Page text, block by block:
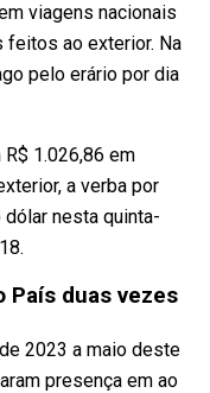
viagens nacionais
feitos ao exterior. Na
pelo erário por dia
1.026,86 em
a verba por
dólar nesta quinta-
País duas vezes
2023 a maio deste
presença em ao